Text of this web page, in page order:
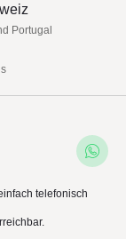
Portugal
telefonisch